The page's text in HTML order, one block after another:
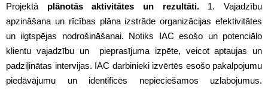
Projektā plānotās aktivitātes un rezultāti.1. Vajadzību
apzināšana un rīcības plāna izstrāde organizācijas efektivitātes
un ilgtspējas nodrošināšanai. Notiks IAC esošo un potenciālo
klientu vajadzību un pieprasījuma izpēte, veicot aptaujas un
padziļinātas intervijas. IAC darbinieki izvērtēs esošo pakalpojumu
piedāvājumu un identificēs nepieciešamos uzlabojumus.